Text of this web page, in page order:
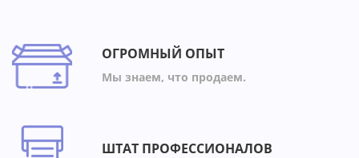
ОГРОМНЫЙ ОПЫТ
Мы знаем, что продаем.
ШТАТ ПРОФЕССИОНАЛОВ